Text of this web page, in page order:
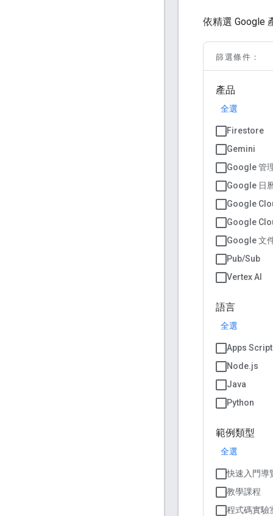
依精選 Google
篩選條件：
產品
全選
Firestore
Gemini
Google 管
Google 日
Google
Google
Google 文
Pub/Sub
Vertex AI
語言
全選
Apps Script
Node.js
Java
Python
範例類型
全選
快速入門導
教學課程
程式碼實驗